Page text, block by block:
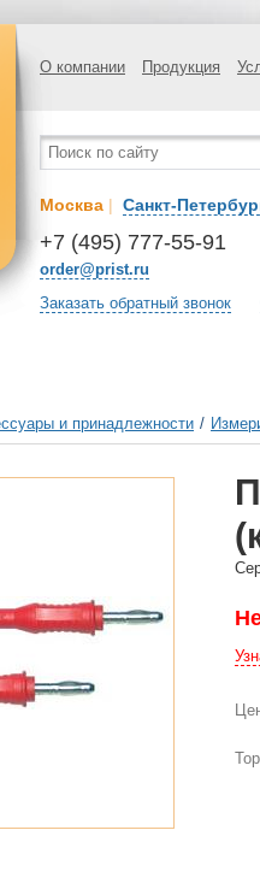
О компании Продукция
Москва | Санкт-
+7 (495) 777-55-91
order@prist.ru
Заказать обратный звонок
и принадлежности /